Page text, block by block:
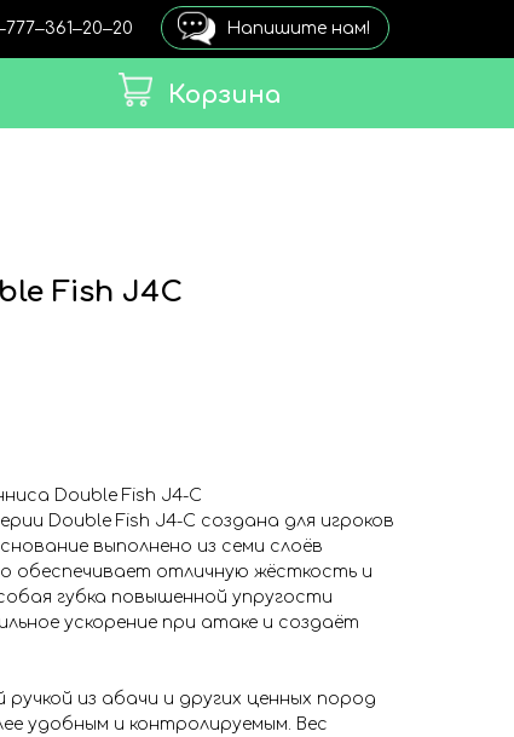
Корзина
Напишите нам!
Fish J4C
Double Fish J4-C
Double Fish J4-C создана для игроков
выполнено из семи слоёв
обеспечивает отличную жёсткость и
губка повышенной упругости
ускорение при атаке и создаёт
ручкой из абачи и других ценных пород
удобным и контролируемым. Вес